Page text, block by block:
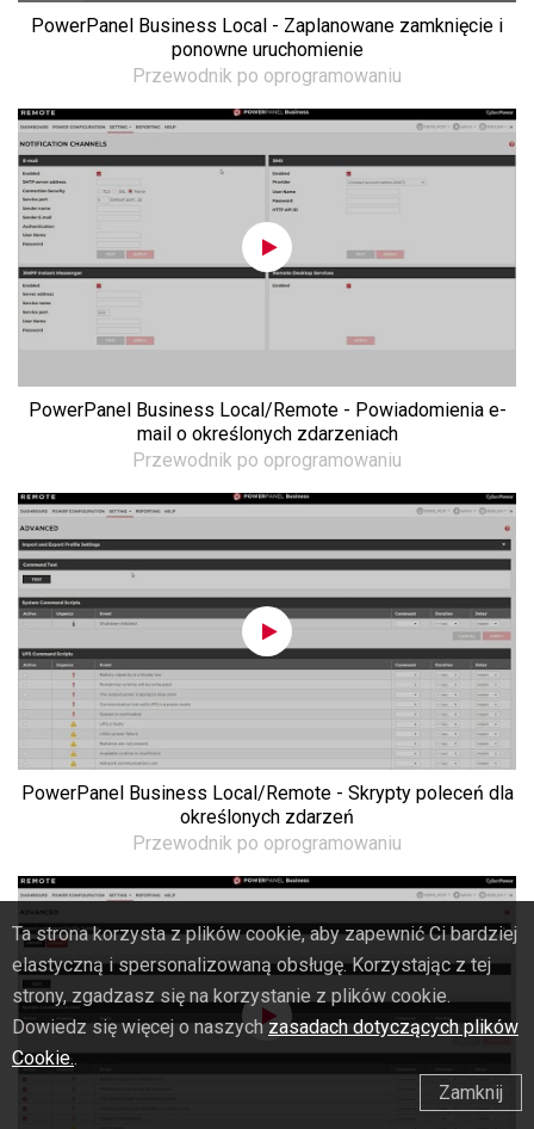
PowerPanel Business Local - Zaplanowane zamknięcie i
ponowne uruchomienie
Przewodnik po oprogramowaniu
PowerPanel Business Local/Remote - Powiadomienia e-
mail o określonych zdarzeniach
Przewodnik po oprogramowaniu
PowerPanel Business Local/Remote - Skrypty poleceń dla
określonych zdarzeń
Przewodnik po oprogramowaniu
Ta strona korzysta z plików cookie, aby zapewnić Ci bardziej
elastyczną i spersonalizowaną obsługę. Korzystając z tej
strony, zgadzasz się na korzystanie z plików cookie.
Dowiedz się więcej o naszych zasadach dotyczących plików
Cookie..
Zamknij